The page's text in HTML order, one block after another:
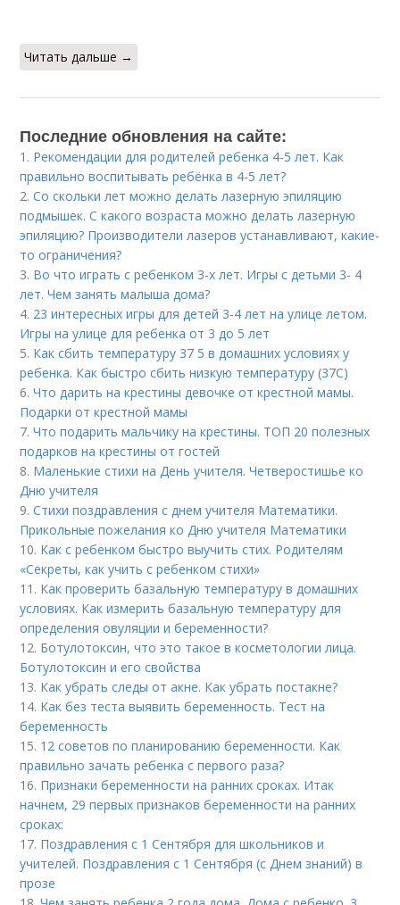
Читать дальше →
Последние обновления на сайте:
1. Рекомендации для родителей ребенка 4-5 лет. Как
правильно воспитывать ребёнка в 4-5 лет?
2.Со скольки лет можно делать лазерную эпиляцию
подмышек. С какого возраста можно делать лазерную
эпиляцию? Производители лазеров устанавливают, какие-
то ограничения?
3. Во что играть с ребенком 3-х лет. Игры с детьми 3- 4
лет. Чем занять малыша дома?
4. 23 интересных игры для детей 3-4 лет на улице летом.
Игры на улице для ребенка от 3 до 5 лет
5. Как сбить температуру 37 5 в домашних условиях у
ребенка. Как быстро сбить низкую температуру (37С)
6.Что дарить на крестины девочке от крестной мамы.
Подарки от крестной мамы
7.Что подарить мальчику на крестины. ТОП 20 полезных
подарков на крестины от гостей
8. Маленькие стихи на День учителя. Четверостишье ко
Дню учителя
9.Стихи поздравления с днем учителя Математики.
Прикольные пожелания ко Дню учителя Математики
10. Как с ребенком быстро выучить стих. Родителям
«Секреты, как учить с ребенком стихи»
11. Как проверить базальную температуру в домашних
условиях. Как измерить базальную температуру для
определения овуляции и беременности?
12. Ботулотоксин, что это такое в косметологии лица.
Ботулотоксин и его свойства
13. Как убрать следы от акне. Как убрать постакне?
14. Как без теста выявить беременность. Тест на
беременность
15. 12 советов по планированию беременности. Как
правильно зачать ребенка с первого раза?
16. Признаки беременности на ранних сроках. Итак
начнем, 29 первых признаков беременности на ранних
сроках:
17. Поздравления с 1 Сентября для школьников и
учителей. Поздравления с 1 Сентября (с Днем знаний) в
прозе